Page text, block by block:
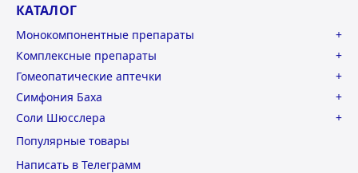
КАТАЛОГ
Монокомпонентные препараты
Комплексные препараты
Гомеопатические аптечки
Симфония Баха
Соли Шюсслера
Популярные товары
Написать в Телеграмм